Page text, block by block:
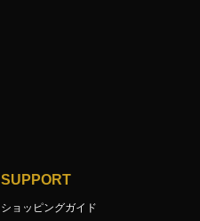
SUPPORT
ショッピングガイド